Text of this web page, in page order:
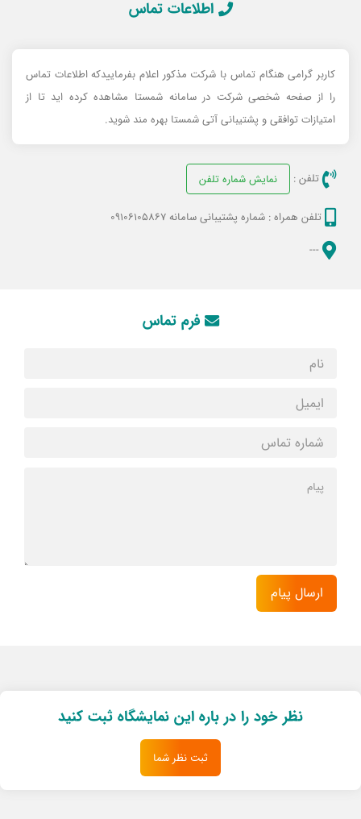
اطلاعات تماس
کاربر گرامی هنگام تماس با شرکت مذکور اعلام بفرماییدکه اطلاعات تماس
را از صفحه شخصی شرکت در سامانه شمستا مشاهده کرده اید تا از
امتیازات توافقی و پشتیبانی آتی شمستا بهره مند شوید.
تلفن : نمایش شماره تلفن
تلفن همراه : شماره پشتیبانی سامانه 09106105867
---
فرم تماس
نظر خود را در باره این نمایشگاه ثبت کنید
ثبت نظر شما